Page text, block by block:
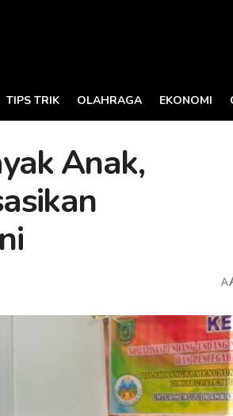
TIPS TRIK OLAHRAGA EKONOMI
Anak,
A